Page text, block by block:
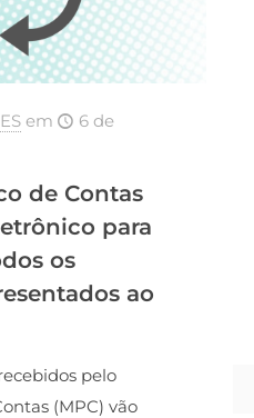
em
6 de
de Contas
para
os
ao
pelo
(MPC) vão